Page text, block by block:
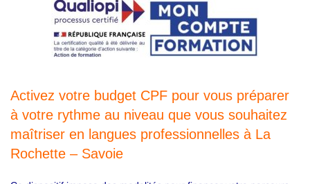
Activez votre budget CPF pour vous préparer
à votre rythme au niveau que vous souhaitez
maîtriser en langues professionnelles à La
Rochette – Savoie